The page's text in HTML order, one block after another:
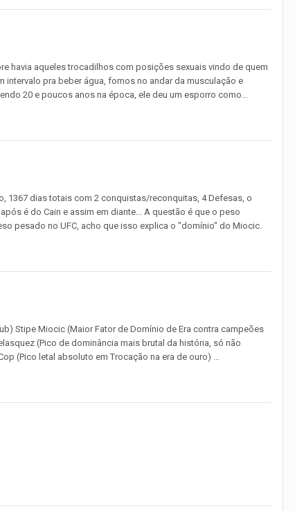
havia aqueles trocadilhos com posições sexuais vindo de quem
intervalo pra beber água, fomos no andar da musculação e
20 e poucos anos na época, ele deu um esporro como...
1367 dias totais com 2 conquistas/reconquitas, 4 Defesas, o
é do Cain e assim em diante... A questão é que o peso
pesado no UFC, acho que isso explica o "domínio" do Miocic.
Stipe Miocic (Maior Fator de Domínio de Era contra campeões
(Pico de dominância mais brutal da história, só não
(Pico letal absoluto em Trocação na era de ouro) ...